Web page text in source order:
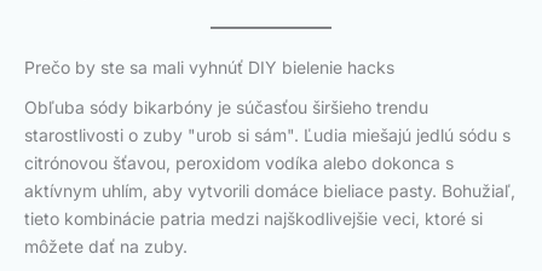
Prečo by ste sa mali vyhnúť DIY bielenie hacks
Obľuba sódy bikarbóny je súčasťou širšieho trendu
starostlivosti o zuby "urob si sám". Ľudia miešajú jedlú sódu s
citrónovou šťavou, peroxidom vodíka alebo dokonca s
aktívnym uhlím, aby vytvorili domáce bieliace pasty. Bohužiaľ,
tieto kombinácie patria medzi najškodlivejšie veci, ktoré si
môžete dať na zuby.